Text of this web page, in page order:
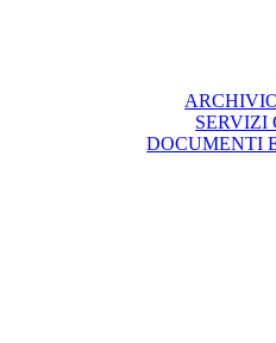
SERVIZI
DOCUMENTI